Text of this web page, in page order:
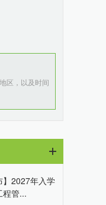
区，以及时间
】2027年入学
程管...